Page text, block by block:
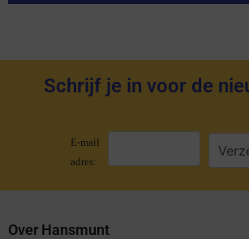
Schrijf je in voor de
E-mail
adres:
Over Hansmunt